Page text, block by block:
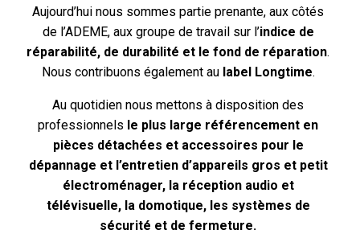
Aujourd’hui nous sommes partie prenante, aux côtés
de l’ADEME, aux groupe de travail sur l’indice de
réparabilité, de durabilité et le fond de réparation.
Nous contribuons également au label Longtime.
Au quotidien nous mettons à disposition des
professionnels le plus large référencement en
pièces détachées et accessoires pour le
dépannage et l’entretien d’appareils gros et petit
électroménager, la réception audio et
télévisuelle, la domotique, les systèmes de
sécurité et de fermeture.